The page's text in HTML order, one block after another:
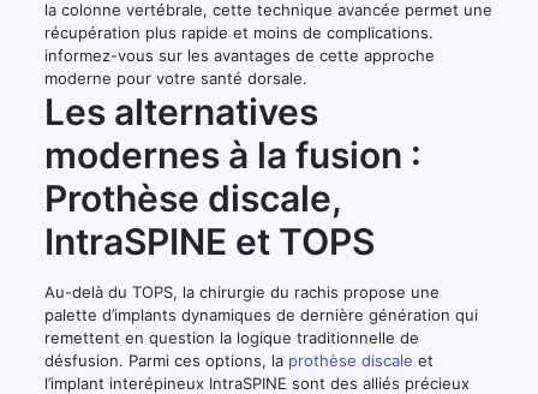
Les alternatives
modernes à la fusion :
Prothèse discale,
IntraSPINE et TOPS
Au-delà du TOPS, la chirurgie du rachis propose une
palette d’implants dynamiques de dernière génération qui
remettent en question la logique traditionnelle de
désfusion. Parmi ces options, la prothèse discale et
l’implant interépineux IntraSPINE sont des alliés précieux